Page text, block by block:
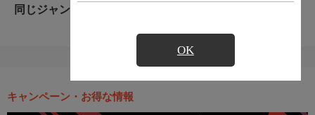
OK
同じジャンルのおすすめ番組
キャンペーン・お得な情報